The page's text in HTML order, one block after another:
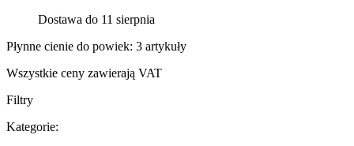
Dostawa do 11 sierpnia
Płynne cienie do powiek: 3 artykuły
Wszystkie ceny zawierają VAT
Filtry
Kategorie: